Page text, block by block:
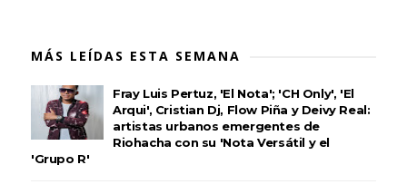
MÁS LEÍDAS ESTA SEMANA
Fray Luis Pertuz, 'El Nota'; 'CH Only', 'El
Arqui', Cristian Dj, Flow Piña y Deivy Real:
artistas urbanos emergentes de
Riohacha con su 'Nota Versátil y el
'Grupo R'